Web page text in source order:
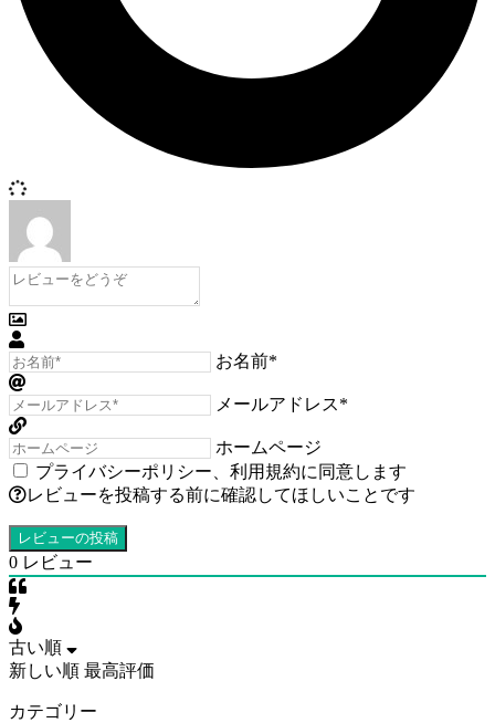
お名前*
メールアドレス*
ホームページ
プライバシーポリシー
利用規約に同意します
レビューを投稿する前に確認してほしいことです
0 レビュー
古い順
新しい順 最高評価
カテゴリー